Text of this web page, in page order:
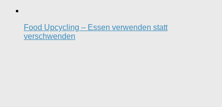
Food Upcycling – Essen verwenden statt
verschwenden